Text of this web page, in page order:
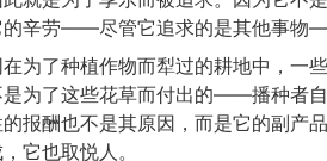
的辛劳——尽管它追求的是其他事物
为了种植作物而犁过的耕地中，一
为了这些花草而付出的——播种者
报酬也不是其原因，而是它的副产
它也取悦人。